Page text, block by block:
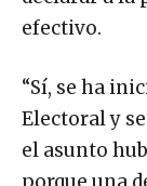
efectivo.
“Sí, se ha
Electoral y
el asunto
porque una